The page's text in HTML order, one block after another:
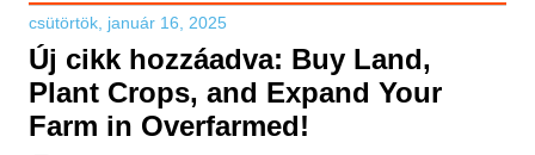
csütörtök, január 16, 2025
Új cikk hozzáadva: Buy Land,
Plant Crops, and Expand Your
Farm in Overfarmed!